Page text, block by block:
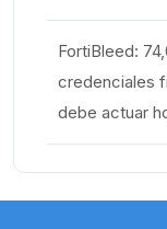
FortiBleed:
credenciales
debe actuar